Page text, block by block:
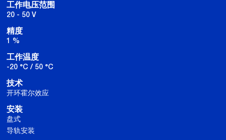
工作电压范围
20 - 50 V
精度
1 %
工作温度
-20 °C / 50 °C
技术
开环霍尔效应
安装
盘式
导轨安装